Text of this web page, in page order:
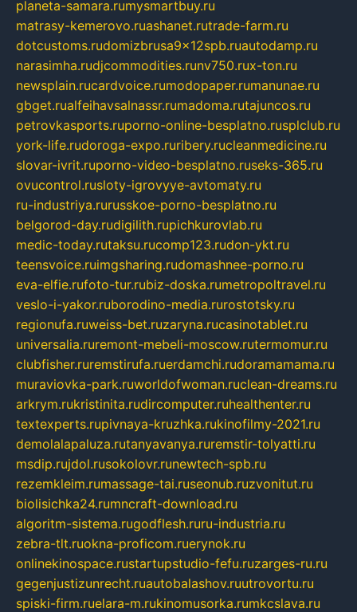
planeta-samara.rumysmartbuy.ru
matrasy-kemerovo.ruashanet.rutrade-farm.ru
dotcustoms.rudomizbrusa9x12spb.ruautodamp.ru
narasimha.rudjcommodities.runv750.rux-ton.ru
newsplain.rucardvoice.rumodopaper.rumanunae.ru
gbget.rualfeihavsalnassr.rumadoma.rutajuncos.ru
petrovkasports.ruporno-online-besplatno.rusplclub.ru
york-life.rudoroga-expo.ruribery.rucleanmedicine.ru
slovar-ivrit.ruporno-video-besplatno.ruseks-365.ru
ovucontrol.rusloty-igrovyye-avtomaty.ru
ru-industriya.rurusskoe-porno-besplatno.ru
belgorod-day.rudigilith.rupichkurovlab.ru
medic-today.rutaksu.rucomp123.rudon-ykt.ru
teensvoice.ruimgsharing.rudomashnee-porno.ru
eva-elfie.rufoto-tur.rubiz-doska.rumetropoltravel.ru
veslo-i-yakor.ruborodino-media.rurostotsky.ru
regionufa.ruweiss-bet.ruzaryna.rucasinotablet.ru
universalia.ruremont-mebeli-moscow.rutermomur.ru
clubfisher.ruremstirufa.ruerdamchi.rudoramamama.ru
muraviovka-park.ruworldofwoman.ruclean-dreams.ru
arkrym.rukristinita.rudircomputer.ruhealthenter.ru
textexperts.rupivnaya-kruzhka.rukinofilmy-2021.ru
demolalapaluza.rutanyavanya.ruremstir-tolyatti.ru
msdip.rujdol.rusokolovr.runewtech-spb.ru
rezemkleim.rumassage-tai.ruseonub.ruzvonitut.ru
biolisichka24.rumncraft-download.ru
algoritm-sistema.rugodflesh.ruru-industria.ru
zebra-tlt.ruokna-proficom.ruerynok.ru
onlinekinospace.rustartupstudio-fefu.ruzarges-ru.ru
gegenjustizunrecht.ruautobalashov.ruutrovortu.ru
spiski-firm.ruelara-m.rukinomusorka.rumkcslava.ru